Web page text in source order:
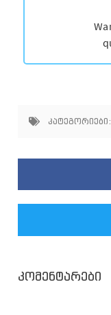
კატეგორიები:
კომენტარები